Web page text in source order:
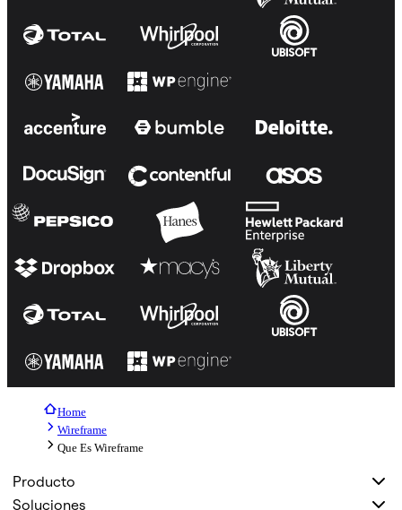
Home
Wireframe
Que Es Wireframe
Producto
Soluciones